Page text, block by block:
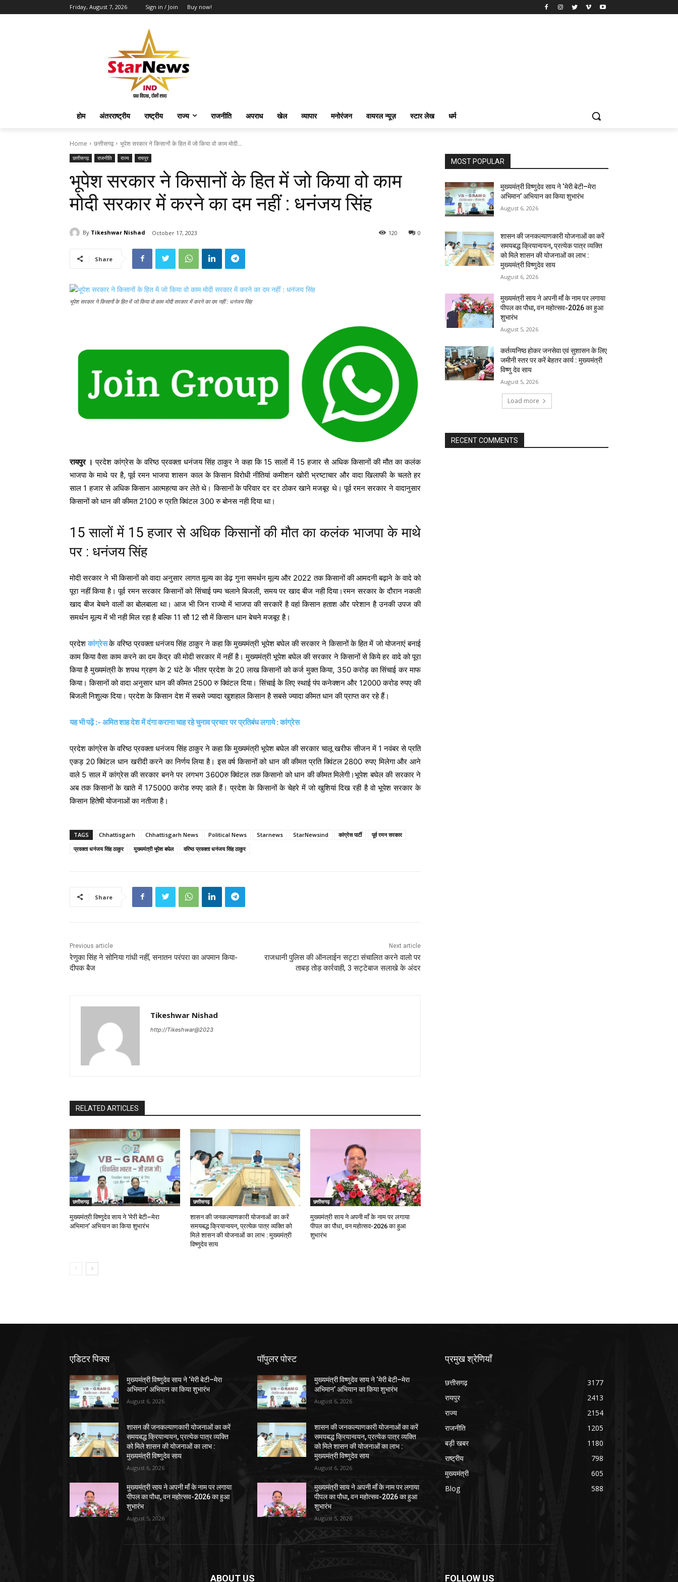
Friday, August 7, 2026 Sign in / Join Buy now!
होम अंतरराष्ट्रीय राष्ट्रीय राज्य राजनीति अपराध खेल व्यापार मनोरंजन वायरल न्यूज़ स्टार लेख धर्म
Home छत्तीसगढ़ भूपेश सरकार ने किसानों के हित में जो किया वो काम मोदी...
छत्तीसगढ़ राजनीति राज्य रायपुर
भूपेश सरकार ने किसानों के हित में जो किया वो काम
मोदी सरकार में करने का दम नहीं : धनंजय सिंह
By Tikeshwar Nishad October 17, 2023 0
120
Share
भूपेश सरकार ने किसानों के हित में जो किया वो काम मोदी सरकार में करने का दम नहीं : धनंजय सिंह
रायपुर । प्रदेश कांग्रेस के वरिष्ठ प्रवक्ता धनंजय सिंह ठाकुर ने कहा कि 15 सालों में 15 हजार से अधिक किसानों की मौत का कलंक
भाजपा के माथे पर है, पूर्व रमन भाजपा शासन काल के किसान विरोधी नीतियां कमीशन खोरी भ्रष्टाचार और वादा खिलाफी के चलते हर
साल 1 हजार से अधिक किसान आत्महत्या कर लेते थे। किसानों के परिवार दर दर ठोकर खाने मजबूर थे। पूर्व रमन सरकार ने वादानुसार
किसानों को धान की कीमत 2100 रु प्रति क्विंटल 300 रु बोनस नही दिया था।
15 सालों में 15 हजार से अधिक किसानों की मौत का कलंक भाजपा के माथे
पर : धनंजय सिंह
मोदी सरकार ने भी किसानों को वादा अनुसार लागत मूल्य का डेढ़ गुना समर्थन मूल्य और 2022 तक किसानों की आमदनी बढ़ाने के वादे को
पूरा नहीं किया है। पूर्व रमन सरकार किसानों को सिंचाई पम्प चलाने बिजली, समय पर खाद बीज नही दिया।रमन सरकार के दौरान नकली
खाद बीज बेचने वालों का बोलबाला था। आज भी जिन राज्यो में भाजपा की सरकारें है वहां किसान हताश और परेशान है उनकी उपज की
समर्थन मूल्य में भी नही मिल रहा है बल्कि 11 सौ 12 सौ में किसान धान बेचने मजबूर है।
प्रदेशकांग्रेसके वरिष्ठ प्रवक्ता धनंजय सिंह ठाकुर ने कहा कि मुख्यमंत्री भूपेश बघेल की सरकार ने किसानों के हित में जो योजनाएं बनाई
काम किया वैसा काम करने का दम केंद्र की मोदी सरकार में नहीं है। मुख्यमंत्री भूपेश बघेल की सरकार ने किसानों से किये हर वादे को पूरा
किया है मुख्यमंत्री के शपथ ग्रहण के 2 घंटे के भीतर प्रदेश के 20 लाख किसानों को कर्ज मुक्त किया, 350 करोड़ का सिंचाई कर माफ
किया। किसानों को वादा अनुसार धान की कीमत 2500 रु क्विंटल दिया। सिंचाई के लिए स्थाई पंप कनेक्शन और 12000 करोड रुपए की
बिजली निशुल्क दिया। प्रदेश के किसान देश में सबसे ज्यादा खुशहाल किसान है सबसे ज्यादा कीमत धान की प्राप्त कर रहे हैं।
यह भी पढ़ें :- अमित शाह देश में दंगा कराना चाह रहे चुनाव प्रचार पर प्रतिबंध लगाये : कांग्रेस
प्रदेश कांग्रेस के वरिष्ठ प्रवक्ता धनंजय सिंह ठाकुर ने कहा कि मुख्यमंत्री भूपेश बघेल की सरकार चालू खरीफ सीजन में 1 नवंबर से प्रति
एकड़ 20 क्विंटल धान खरीदी करने का निर्णय लिया है। इस वर्ष किसानों को धान की कीमत प्रति क्विंटल 2800 रुपए मिलेगा और आने
वाले 5 साल में कांग्रेस की सरकार बनने पर लगभग 3600रु क्विंटल तक किसानो को धान की कीमत मिलेगी।भूपेश बघेल की सरकार ने
अब तक किसानों के खाते में 175000 करोड रुपए डाले हैं। प्रदेश के किसानों के चेहरे में जो खुशियां दिख रही है वो भूपेश सरकार के
किसान हितेषी योजनाओं का नतीजा है।
TAGS Chhattisgarh Chhattisgarh News Political News Starnews StarNewsind कांग्रेस पार्टी
पूर्व रमन सरकार
प्रवक्ता धनंजय सिंह ठाकुर
मुख्यमंत्री भूपेश बघेल वरिष्ठ प्रवक्ता धनंजय सिंह ठाकुर
Share
Previous article
रेणुका सिंह ने सोनिया गांधी नहीं, सनातन परंपरा का अपमान किया-
दीपक बैज
Next article
राजधानी पुलिस की ऑनलाईन सट्टा संचालित करने वालो पर
ताबड़ तोड़ कार्रवाही, 3 सट्टेबाज सलाखे के अंदर
Tikeshwar Nishad
http://Tikeshwar@2023
RELATED ARTICLES
छत्तीसगढ़
मुख्यमंत्री विष्णुदेव साय ने ‘मेरी बेटी–मेरा
अभिमान’ अभियान का किया शुभारंभ
छत्तीसगढ़
शासन की जनकल्याणकारी योजनाओं का करें
समयबद्ध क्रियान्वयन, प्रत्येक पात्र व्यक्ति को
मिले शासन की योजनाओं का लाभ : मुख्यमंत्री
विष्णुदेव साय
छत्तीसगढ़
मुख्यमंत्री साय ने अपनी माँ के नाम पर लगाया
पीपल का पौधा, वन महोत्सव-2026 का हुआ
शुभारंभ
MOST POPULAR
मुख्यमंत्री विष्णुदेव साय ने ‘मेरी बेटी–मेरा
अभिमान’ अभियान का किया शुभारंभ
August 6, 2026
शासन की जनकल्याणकारी योजनाओं का करें
समयबद्ध क्रियान्वयन, प्रत्येक पात्र व्यक्ति
को मिले शासन की योजनाओं का लाभ :
मुख्यमंत्री विष्णुदेव साय
August 6, 2026
मुख्यमंत्री साय ने अपनी माँ के नाम पर लगाया
पीपल का पौधा, वन महोत्सव-2026 का हुआ
शुभारंभ
August 5, 2026
कर्तव्यनिष्ठ होकर जनसेवा एवं सुशासन के लिए
जमीनी स्तर पर करें बेहतर कार्य : मुख्यमंत्री
विष्णु देव साय
August 5, 2026
Load more
RECENT COMMENTS
एडिटर पिक्स
मुख्यमंत्री विष्णुदेव साय ने ‘मेरी बेटी–मेरा
अभिमान’ अभियान का किया शुभारंभ
August 6, 2026
शासन की जनकल्याणकारी योजनाओं का करें
समयबद्ध क्रियान्वयन, प्रत्येक पात्र व्यक्ति
को मिले शासन की योजनाओं का लाभ :
मुख्यमंत्री विष्णुदेव साय
August 6, 2026
मुख्यमंत्री साय ने अपनी माँ के नाम पर लगाया
पीपल का पौधा, वन महोत्सव-2026 का हुआ
शुभारंभ
August 5, 2026
पॉपुलर पोस्ट
मुख्यमंत्री विष्णुदेव साय ने ‘मेरी बेटी–मेरा
अभिमान’ अभियान का किया शुभारंभ
August 6, 2026
शासन की जनकल्याणकारी योजनाओं का करें
समयबद्ध क्रियान्वयन, प्रत्येक पात्र व्यक्ति
को मिले शासन की योजनाओं का लाभ :
मुख्यमंत्री विष्णुदेव साय
August 6, 2026
मुख्यमंत्री साय ने अपनी माँ के नाम पर लगाया
पीपल का पौधा, वन महोत्सव-2026 का हुआ
शुभारंभ
August 5, 2026
प्रमुख श्रेणियाँ
छत्तीसगढ़
3177
रायपुर
2413
राज्य
2154
राजनीति
1205
बड़ी खबर
1180
राष्ट्रीय
798
मुख्यमंत्री
605
Blog
588
ABOUT US FOLLOW US